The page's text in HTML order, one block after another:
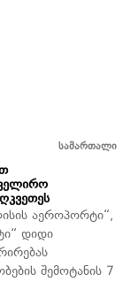
სამართალი
აეროპორტი“,
დიდი
შემოტანის 7